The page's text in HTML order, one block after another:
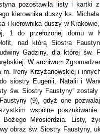
pozostawiła listy i kartki
kierownika duszy ks.
kierownika duszy w Krakowie,
1 do przełożonej domu w
nad którą Siostra
Gadziny, dla której św.
W archiwum
Ireny Krzyżanowskiej i
siostry Eugenii, Natalii i
św. Siostry Faustyny” zostały
(9), gdyż one
wspólne
Miłosierdzia. Listy,
obraz św. Siostry Faustyny,